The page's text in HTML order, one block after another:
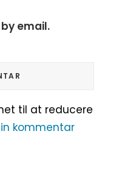
email.
til at reducere
kommentar